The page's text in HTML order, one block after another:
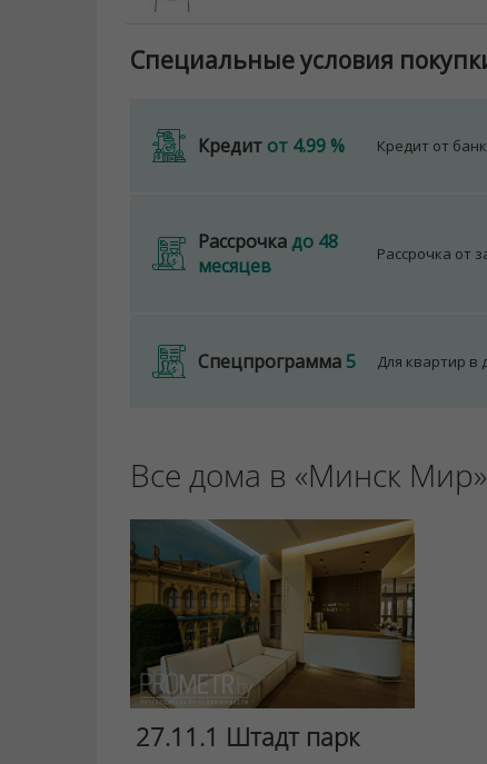
Специальные условия
Кредит от 4.99 % Кредит от
Рассрочкадо 48
месяцев
Рассрочка от
Спецпрограмма5 Для квартир в
Все дома в «Минск Мир»
27.11.1 Штадт парк